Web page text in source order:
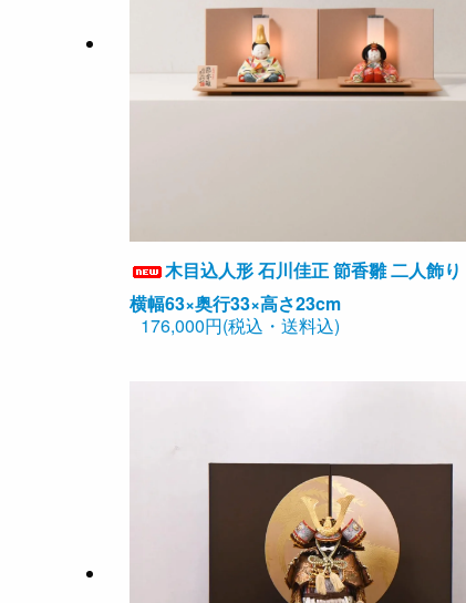
木目込人形 石川佳正 節香雛 二人飾り
横幅63×奥行33×高さ23cm
176,000円(税込・送料込)